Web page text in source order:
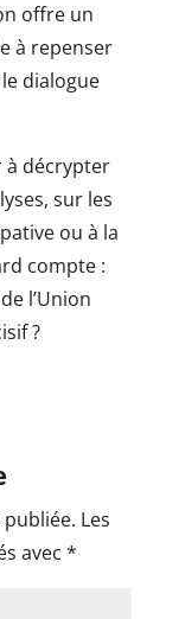
offre un
à repenser
dialogue
à décrypter
sur les
ou à la
compte :
l’Union
?
Les
avec *